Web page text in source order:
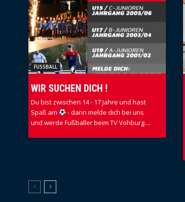
FUSSBALL
WIR SUCHEN DICH !
Du bist zwischen 14 - 17 Jahre und hast
Spaß am
- dann melde dich bei uns
und werde Fußballer beim TV Vohburg....